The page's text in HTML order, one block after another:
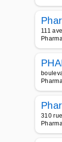
111
310